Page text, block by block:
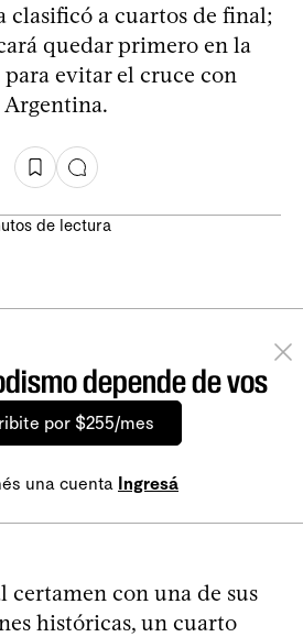
clasificó a cuartos de final;
quedar primero en la
evitar el cruce con
Argentina.
de lectura
depende de vos
por $255/mes
una cuenta Ingresá
certamen con una de sus
históricas, un cuarto